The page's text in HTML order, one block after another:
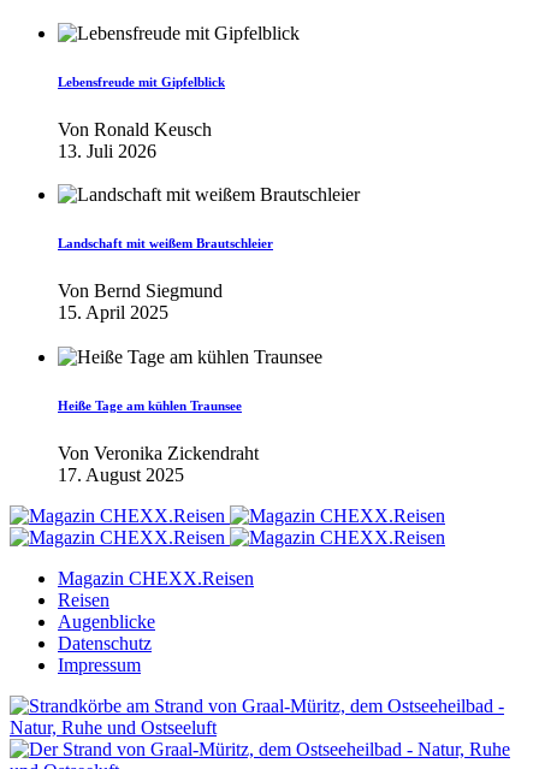
Lebensfreude mit Gipfelblick
Von Ronald Keusch
13. Juli 2026
Landschaft mit weißem Brautschleier
Von Bernd Siegmund
15. April 2025
Heiße Tage am kühlen Traunsee
Von Veronika Zickendraht
17. August 2025
Magazin CHEXX.Reisen
Reisen
Augenblicke
Datenschutz
Impressum